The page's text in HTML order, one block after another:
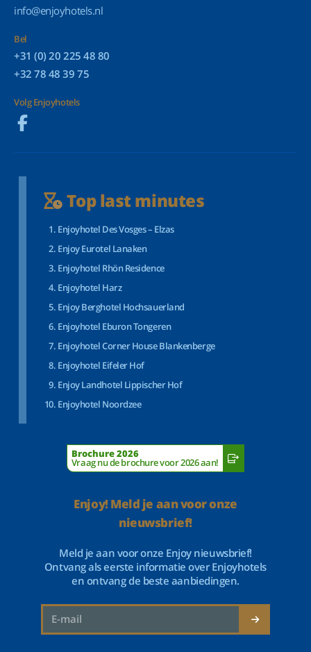
info@enjoyhotels.nl
Bel
+31 (0) 20 225 48 80
+32 78 48 39 75
Volg Enjoyhotels
Top last minutes
Enjoyhotel Des Vosges – Elzas
Enjoy Eurotel Lanaken
Enjoyhotel Rhön Residence
Enjoyhotel Harz
Enjoy Berghotel Hochsauerland
Enjoyhotel Eburon Tongeren
Enjoyhotel Corner House Blankenberge
Enjoyhotel Eifeler Hof
Enjoy Landhotel Lippischer Hof
Enjoyhotel Noordzee
Brochure 2026
Vraag nu de brochure voor 2026 aan!
Enjoy! Meld je aan voor onze
nieuwsbrief!
Meld je aan voor onze Enjoy nieuwsbrief!
Ontvang als eerste informatie over Enjoyhotels
en ontvang de beste aanbiedingen.